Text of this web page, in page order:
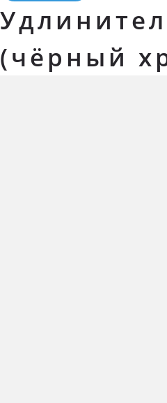
(чёрный